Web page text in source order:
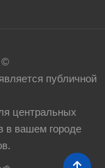
©
публичной
центральных
в вашем городе